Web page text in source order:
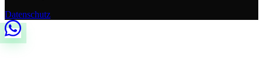
Datenschutz